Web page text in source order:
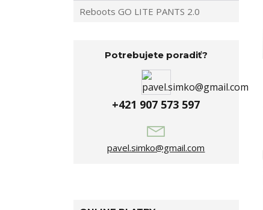
Reboots GO LITE PANTS 2.0
Potrebujete poradiť?
+421 907 573 597
pavel.simko@gmail.com